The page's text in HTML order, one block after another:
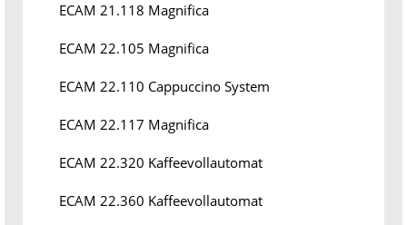
ECAM 21.118 Magnifica
ECAM 22.105 Magnifica
ECAM 22.110 Cappuccino System
ECAM 22.117 Magnifica
ECAM 22.320 Kaffeevollautomat
ECAM 22.360 Kaffeevollautomat